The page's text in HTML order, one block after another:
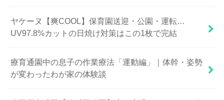
ヤケーヌ【爽COOL】保育園送迎・公園・運転…
UV97.8%カットの日焼け対策はこの1枚で完結
療育通園中の息子の作業療法「運動編」｜体幹・姿勢
が変わったわが家の体験談